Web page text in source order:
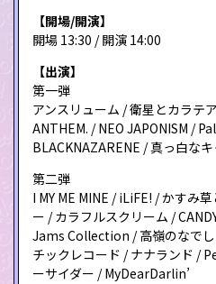
【開場/開演】
開場 13:30 / 開演 14:00
【出演】
第一弾
アンスリューム / 衛星とカラテ
ANTHEM. / NEO JAPONISM /
BLACKNAZARENE / 真っ白な
第二弾
I MY ME MINE / iLiFE! / かすみ
ー / カラフルスクリーム /
Jams Collection / 高嶺のなで
チックレコード / ナナランド /
ーサイダー / MyDearDarlin’